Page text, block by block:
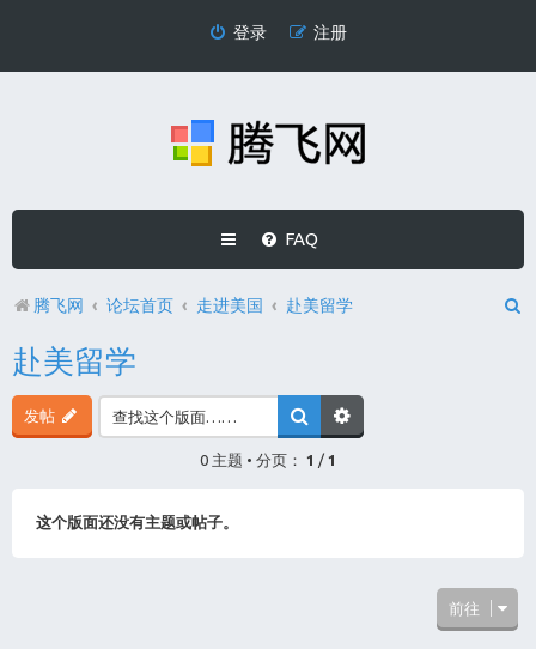
登录 注册
FAQ
腾飞网 论坛首页 走进美国 赴美留学
赴美留学
发帖
0 主题 • 分页： 1 / 1
这个版面还没有主题或帖子。
前往